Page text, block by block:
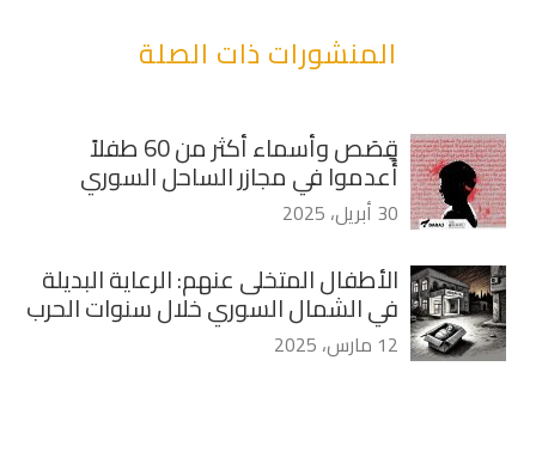
المنشورات ذات الصلة
قِصَص وأسماء أكثر من 60 طفلاً
أُعدموا في مجازر الساحل السوري
30 أبريل، 2025
الأطفال المتخلى عنهم: الرعاية البديلة
في الشمال السوري خلال سنوات الحرب
12 مارس، 2025